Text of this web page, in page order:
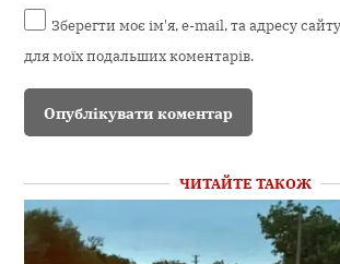
Зберегти моє ім'я, e-mail, та адресу
для моїх подальших коментарів.
ЧИТАЙТЕ ТАКОЖ